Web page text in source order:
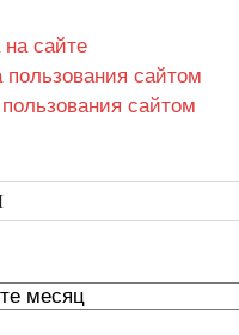
сайте
пользования сайтом
сайтом